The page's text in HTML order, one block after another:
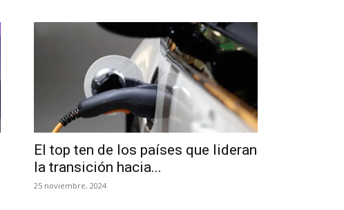
El top ten de los países que lideran
la transición hacia...
25 noviembre, 2024